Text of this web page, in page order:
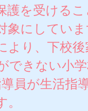
護を受ける
象にしてい
より、下校
できない小
員が生活指